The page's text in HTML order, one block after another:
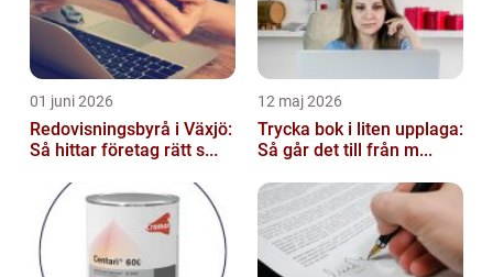
01 juni 2026
Redovisningsbyrå i Växjö:
Så hittar företag rätt s...
12 maj 2026
Trycka bok i liten upplaga:
Så går det till från m...